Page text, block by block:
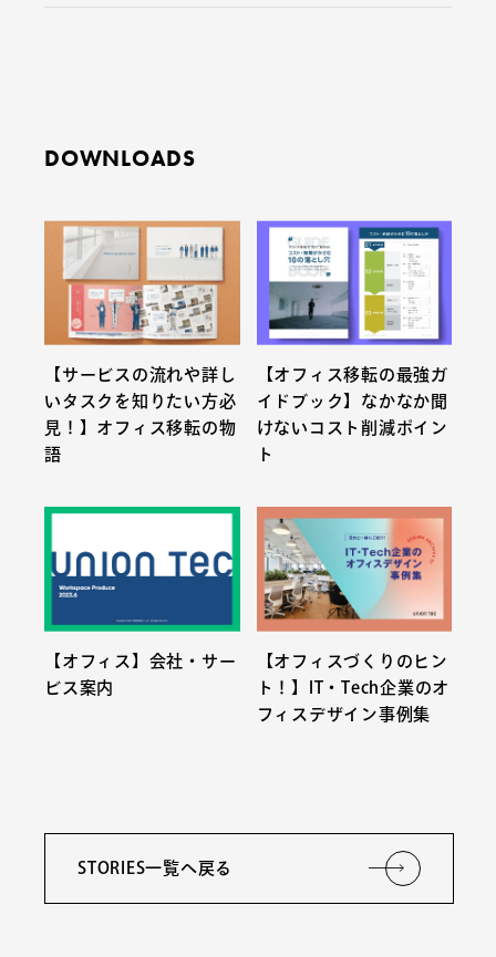
DOWNLOADS
【サービスの流れや詳し
いタスクを知りたい方必
見！】オフィス移転の物
語
【オフィス移転の最強ガ
イドブック】なかなか聞
けないコスト削減ポイン
ト
【オフィス】会社・サー
ビス案内
【オフィスづくりのヒン
ト！】IT・Tech企業のオ
フィスデザイン事例集
STORIES一覧へ戻る